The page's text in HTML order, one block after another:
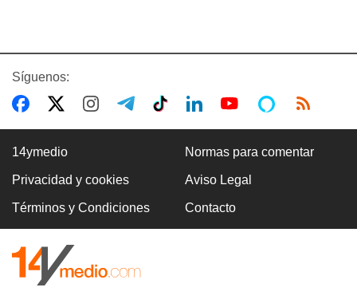
Síguenos:
14ymedio Normas para comentar
Privacidad y cookies Aviso Legal
Términos y Condiciones Contacto